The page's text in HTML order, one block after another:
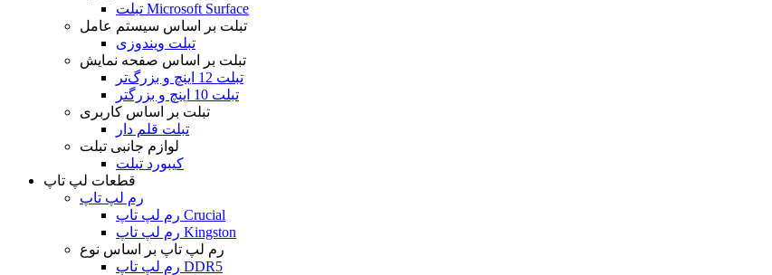
تبلت Microsoft Surface
تبلت بر اساس سیستم عامل
تبلت ویندوزی
تبلت بر اساس صفحه نمایش
تبلت 12 اینچ و بزرگ‌تر
تبلت 10 اینچ و بزرگتر
تبلت بر اساس کاربری
تبلت قلم دار
لوازم جانبی تبلت
کیبورد تبلت
قطعات لپ تاپ
رم لپ تاپ
رم لپ تاپ Crucial
رم لپ تاپ Kingston
رم لپ تاپ بر اساس نوع
رم لپ تاپ DDR5